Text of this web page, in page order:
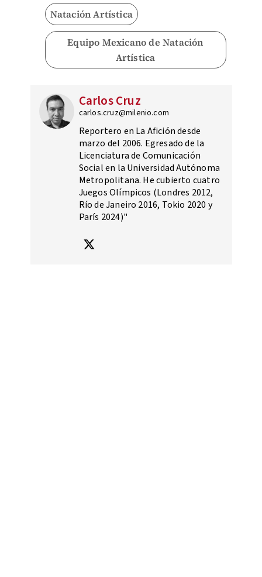
Natación Artística
Equipo Mexicano de Natación
Artística
Carlos Cruz
carlos.cruz@milenio.com
Reportero en La Afición desde
marzo del 2006. Egresado de la
Licenciatura de Comunicación
Social en la Universidad Autónoma
Metropolitana. He cubierto cuatro
Juegos Olímpicos (Londres 2012,
Río de Janeiro 2016, Tokio 2020 y
París 2024)"